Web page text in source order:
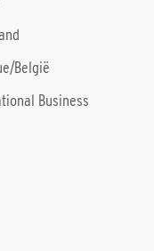
België
Business